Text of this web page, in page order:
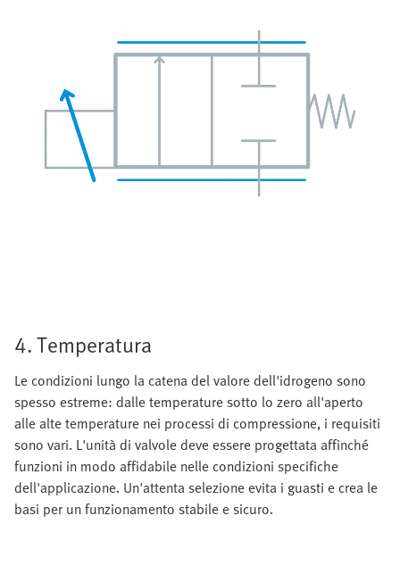
4. Temperatura
Le condizioni lungo la catena del valore dell'idrogeno sono
spesso estreme: dalle temperature sotto lo zero all'aperto
alle alte temperature nei processi di compressione, i requisiti
sono vari. L'unità di valvole deve essere progettata affinché
funzioni in modo affidabile nelle condizioni specifiche
dell'applicazione. Un'attenta selezione evita i guasti e crea le
basi per un funzionamento stabile e sicuro.